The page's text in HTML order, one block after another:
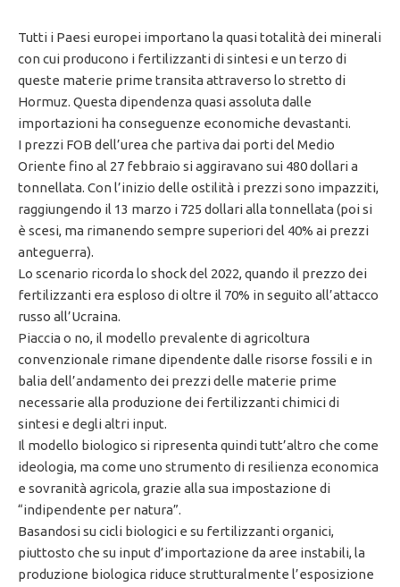
Tutti i Paesi europei importano la quasi totalità dei minerali
con cui producono i fertilizzanti di sintesi e un terzo di
queste materie prime transita attraverso lo stretto di
Hormuz. Questa dipendenza quasi assoluta dalle
importazioni ha conseguenze economiche devastanti.
I prezzi FOB dell’urea che partiva dai porti del Medio
Oriente fino al 27 febbraio si aggiravano sui 480 dollari a
tonnellata. Con l’inizio delle ostilità i prezzi sono impazziti,
raggiungendo il 13 marzo i 725 dollari alla tonnellata (poi si
è scesi, ma rimanendo sempre superiori del 40% ai prezzi
anteguerra).
Lo scenario ricorda lo shock del 2022, quando il prezzo dei
fertilizzanti era esploso di oltre il 70% in seguito all’attacco
russo all’Ucraina.
Piaccia o no, il modello prevalente di agricoltura
convenzionale rimane dipendente dalle risorse fossili e in
balia dell’andamento dei prezzi delle materie prime
necessarie alla produzione dei fertilizzanti chimici di
sintesi e degli altri input.
Il modello biologico si ripresenta quindi tutt’altro che come
ideologia, ma come uno strumento di resilienza economica
e sovranità agricola, grazie alla sua impostazione di
“indipendente per natura”.
Basandosi su cicli biologici e su fertilizzanti organici,
piuttosto che su input d’importazione da aree instabili, la
produzione biologica riduce strutturalmente l’esposizione